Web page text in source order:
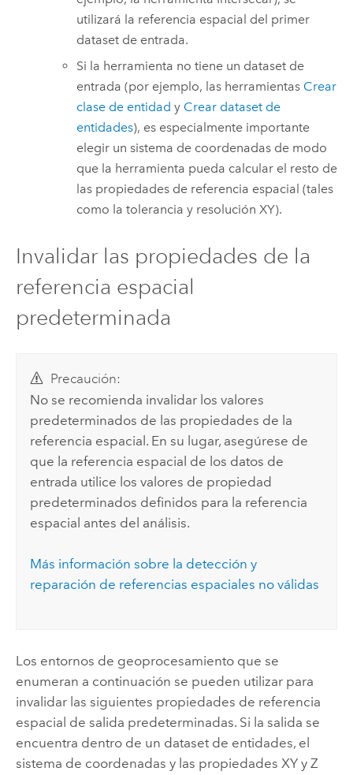
utilizará la referencia espacial del primer
dataset de entrada.
Si la herramienta no tiene un dataset de
entrada (por ejemplo, las herramientas Crear
clase de entidad y Crear dataset de
entidades), es especialmente importante
elegir un sistema de coordenadas de modo
que la herramienta pueda calcular el resto de
las propiedades de referencia espacial (tales
como la tolerancia y resolución XY).
Invalidar las propiedades de la
referencia espacial
predeterminada
Precaución:
No se recomienda invalidar los valores
predeterminados de las propiedades de la
referencia espacial. En su lugar, asegúrese de
que la referencia espacial de los datos de
entrada utilice los valores de propiedad
predeterminados definidos para la referencia
espacial antes del análisis.
Más información sobre la detección y
reparación de referencias espaciales no válidas
Los entornos de geoprocesamiento que se
enumeran a continuación se pueden utilizar para
invalidar las siguientes propiedades de referencia
espacial de salida predeterminadas. Si la salida se
encuentra dentro de un dataset de entidades, el
sistema de coordenadas y las propiedades XY y Z